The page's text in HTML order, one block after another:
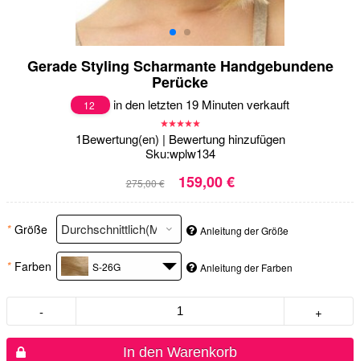
Gerade Styling Scharmante Handgebundene
Perücke
12 in den letzten 19 Minuten verkauft
1Bewertung(en) | Bewertung hinzufügen
Sku:wplw134
275,00 € 159,00 €
* Größe Anleitung der Größe
* Farben S-26G Anleitung der Farben
- +
In den Warenkorb